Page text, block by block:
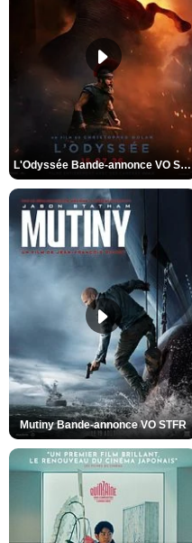
L'Odyssée Bande-annonce VO STFR
Mutiny Bande-annonce VO STFR